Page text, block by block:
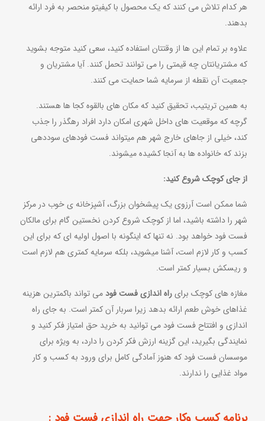
هر کدام تلاش می کنند که یک محصول با کیفیتو منحصر به فرد ارائه
بدهند.
علاوه بر تمام این ها از وقتتان استفاده کنید، سعی کنید متوجه بشوید
که مشتریانتان چه قیمتی را می توانند تحمل کنند. آیا مشتریان و
جمعیت آن نقطه از سرمایه شما حمایت می کنند.
به همین تریتیب، تحقیق کنید که مکان های بالقوه کجا ها هستند.
گرچه که موقعیت های داخل شهری امکان دارد افراد رهگذر را جذب
کند، خیلی از جاهای خارج شهر هم میتواند فست فودهای سوددهی
بزند که خانواده ها به آنجا کشیده میشوند.
از جای کوچک شروع کنید:
شما ممکن است آرزوی یک پیشخوان بزرگ، آشپزخانه ی خوب در مرکز
شهر را داشته باشید، اما از کوچک شروع کردن نخستین گام برای مالکان
فست فود خواهد بود. نه تنها که اینگونه با اصول اولیه ای که برای این
کسب و کار لازم است، آشنا میشوید، بلکه سرمایه کمتری هم لازم است
و ریسکش بسیار کمتر است.
مغازه های کوچک برایراه اندازی فست فودمی تواند باکمترین هزینه
غذاهای خوش طعم ارائه بدهد زیرا سربار آن کمتر است. به جای راه
اندازی و افتتاح فست فود می توانید به خرید حق امتیاز فکر کنید و
نمایندگی بگیرید، این گزینه ارزش فکر کردن را دارد، به ویژه برای
موسسان فست فود که هنوز آمادگی کامل برای ورود به کسب و کار
مواد غذایی را ندارند.